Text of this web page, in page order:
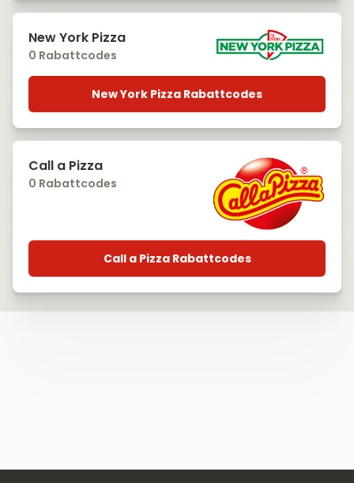
New York Pizza
0 Rabattcodes
New York Pizza Rabattcodes
Call a Pizza
0 Rabattcodes
Call a Pizza Rabattcodes